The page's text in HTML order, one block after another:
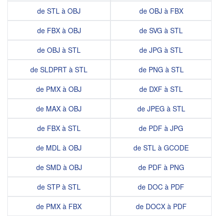
de STL à OBJ
de FBX à OBJ
de OBJ à STL
de SLDPRT à STL
de PMX à OBJ
de MAX à OBJ
de FBX à STL
de MDL à OBJ
de SMD à OBJ
de STP à STL
de PMX à FBX
de OBJ à FBX
de SVG à STL
de JPG à STL
de PNG à STL
de DXF à STL
de JPEG à STL
de PDF à JPG
de STL à GCODE
de PDF à PNG
de DOC à PDF
de DOCX à PDF